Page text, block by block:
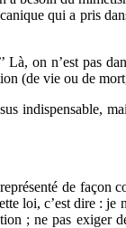
qui a pris
Là, on n’est pas
(de vie ou de
indispensable,
de façon
loi, c’est dire :
; ne pas exiger